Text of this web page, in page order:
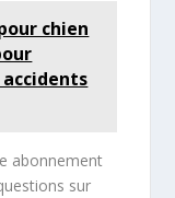
chien
abonnement
sur